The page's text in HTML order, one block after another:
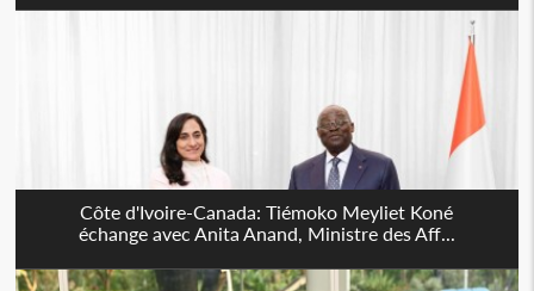
Côte d'Ivoire-Canada: Tiémoko Meyliet Koné
échange avec Anita Anand, Ministre des Aff...